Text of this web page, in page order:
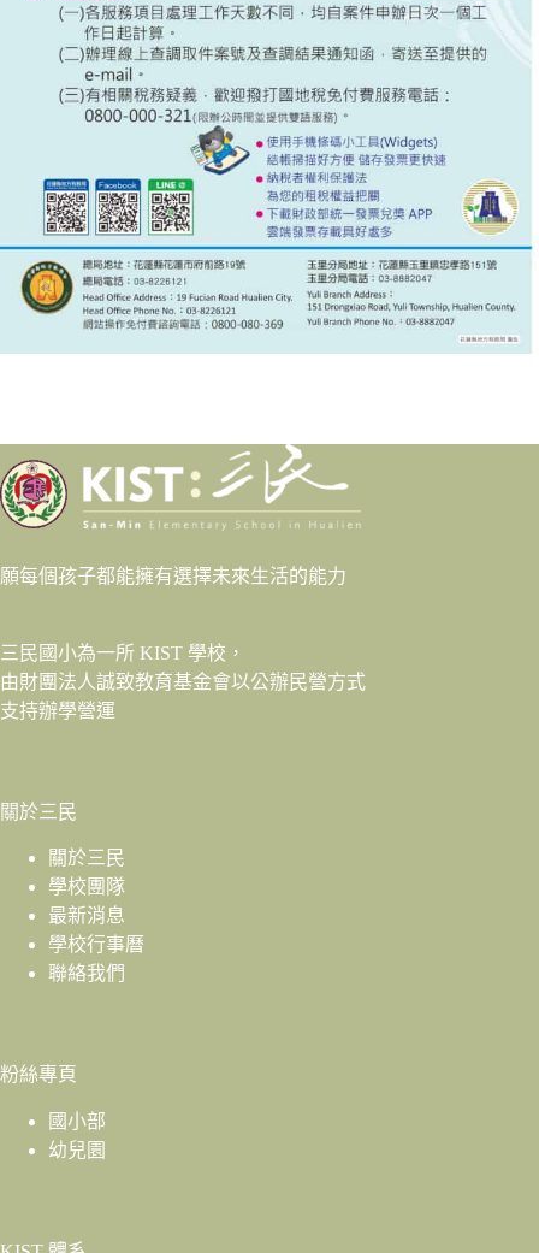
願每個孩子都能擁有選擇未來生活的能力
三民國小為一所 KIST 學校，
由財團法人誠致教育基金會以公辦民營方式
支持辦學營運
關於三民
關於三民
學校團隊
最新消息
學校行事曆
聯絡我們
粉絲專頁
國小部
幼兒園